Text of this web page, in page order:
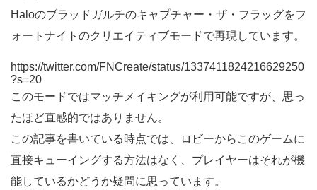
Haloのブラッドガルチのキャプチャー・ザ・フラッグをフ
ォートナイトのクリエイティブモードで再現しています。
https://twitter.com/FNCreate/status/1337411824216629250
?s=20
このモードではマッチメイキングが利用可能ですが、思っ
たほど直感的ではありません。
この記事を書いている時点では、ロビーからこのゲームに
直接キューイングする方法はなく、プレイヤーはそれが機
能しているかどうか疑問に思っています。